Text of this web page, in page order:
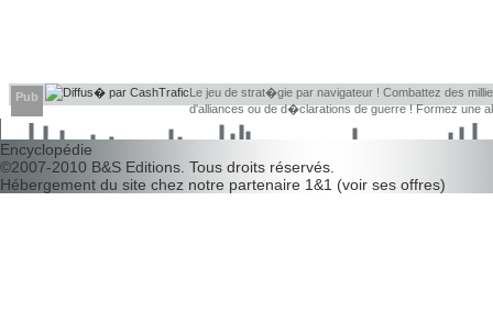
Pub
Le jeu de strat�gie par navigateur ! Combattez des
d'alliances ou de d�clarations de guerre ! Formez une
d�couvrir leurs faiblesses !
Encyclopédie
©2007-2010 B&S Editions . Tous droits réservés.
Hébergement du site chez notre partenaire 1&1 (voir ses offres)